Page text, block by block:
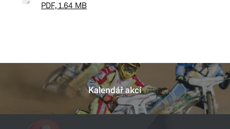
PDF, 1.64 MB
Kalendář akcí